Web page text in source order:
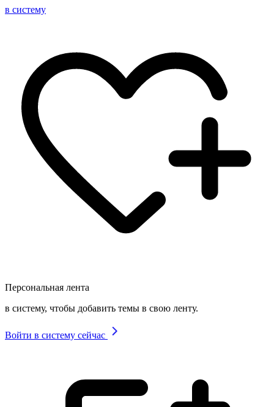
в систему
Персональная лента
в систему, чтобы добавить темы в свою ленту.
Войти в систему сейчас